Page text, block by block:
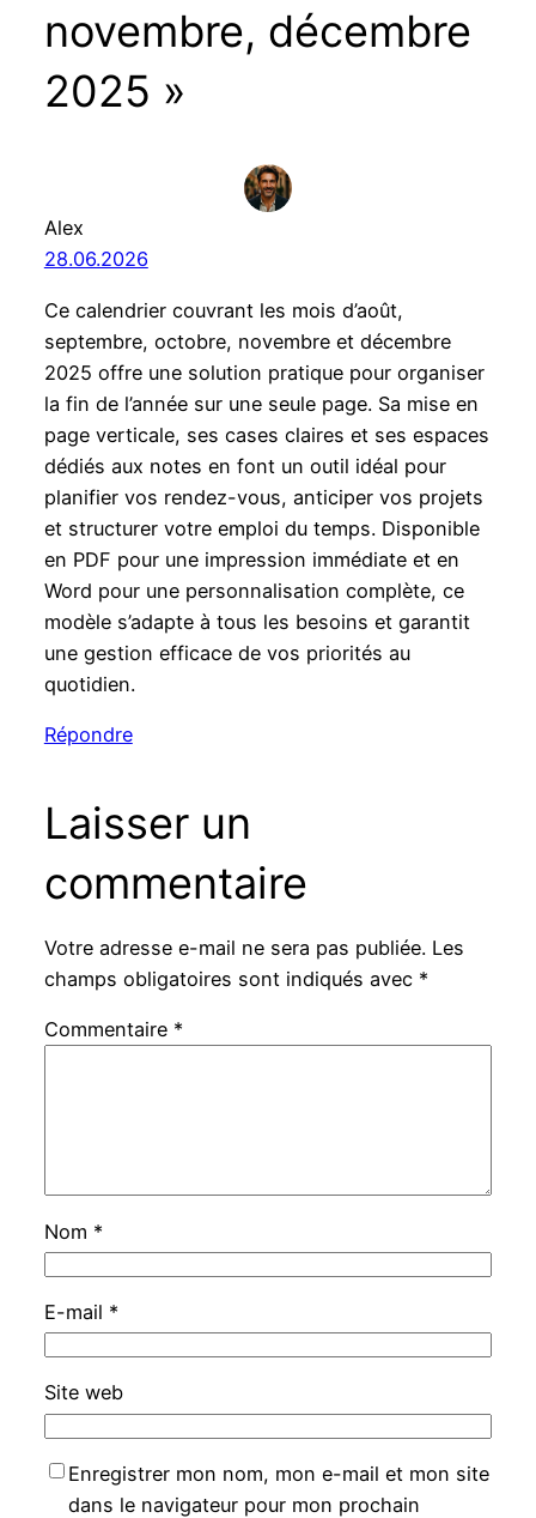
novembre, décembre
2025 »
Alex
28.06.2026
Ce calendrier couvrant les mois d’août,
septembre, octobre, novembre et décembre
2025 offre une solution pratique pour organiser
la fin de l’année sur une seule page. Sa mise en
page verticale, ses cases claires et ses espaces
dédiés aux notes en font un outil idéal pour
planifier vos rendez-vous, anticiper vos projets
et structurer votre emploi du temps. Disponible
en PDF pour une impression immédiate et en
Word pour une personnalisation complète, ce
modèle s’adapte à tous les besoins et garantit
une gestion efficace de vos priorités au
quotidien.
Répondre
Laisser un
commentaire
Votre adresse e-mail ne sera pas publiée. Les
champs obligatoires sont indiqués avec *
Commentaire *
Nom *
E-mail *
Site web
Enregistrer mon nom, mon e-mail et mon site
dans le navigateur pour mon prochain